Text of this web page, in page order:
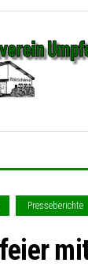
Presseberichte